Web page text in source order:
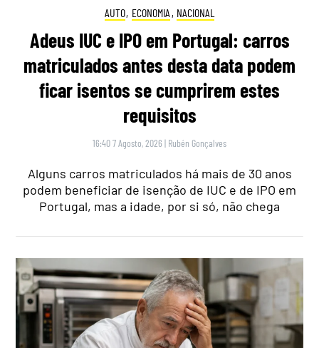
AUTO, ECONOMIA , NACIONAL
Adeus IUC e IPO em Portugal: carros
matriculados antes desta data podem
ficar isentos se cumprirem estes
requisitos
16:40 7 Agosto, 2026 | Rubén Gonçalves
Alguns carros matriculados há mais de 30 anos
podem beneficiar de isenção de IUC e de IPO em
Portugal, mas a idade, por si só, não chega